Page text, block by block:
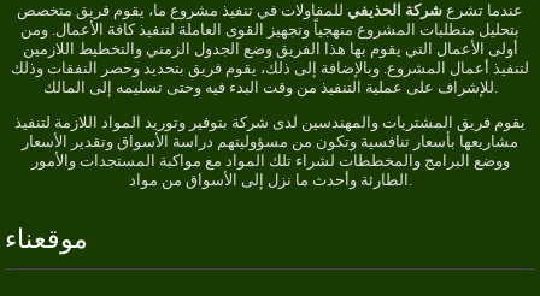
عندما تشرع شركة الحذيفي للمقاولات في تنفيذ مشروع ما، يقوم فريق متخصص
بتحليل متطلبات المشروع منهجياً وتجهيز القوى العاملة لتنفيذ كافة الأعمال. ومن
أولى الأعمال التي يقوم بها هذا الفريق وضع الجدول الزمني والتخطيط اللازمين
لتنفيذ أعمال المشروع. وبالإضافة إلى ذلك، يقوم فريق بتحديد وحصر النفقات وذلك
للإشراف على عملية التنفيذ من وقت البدء فيه وحتى تسليمه إلى المالك.
يقوم فريق المشتريات والمهندسين لدى شركة بتوفير وتوريد المواد اللازمة لتنفيذ
مشاريعها بأسعار تنافسية وتكون من مسؤوليتهم دراسة الأسواق وتقدير الأسعار
ووضع البرامج والمخططات لشراء تلك المواد مع مواكبة المستجدات والأمور
الطارئة وأحدث ما نزل إلى الأسواق من مواد.
موقعناء